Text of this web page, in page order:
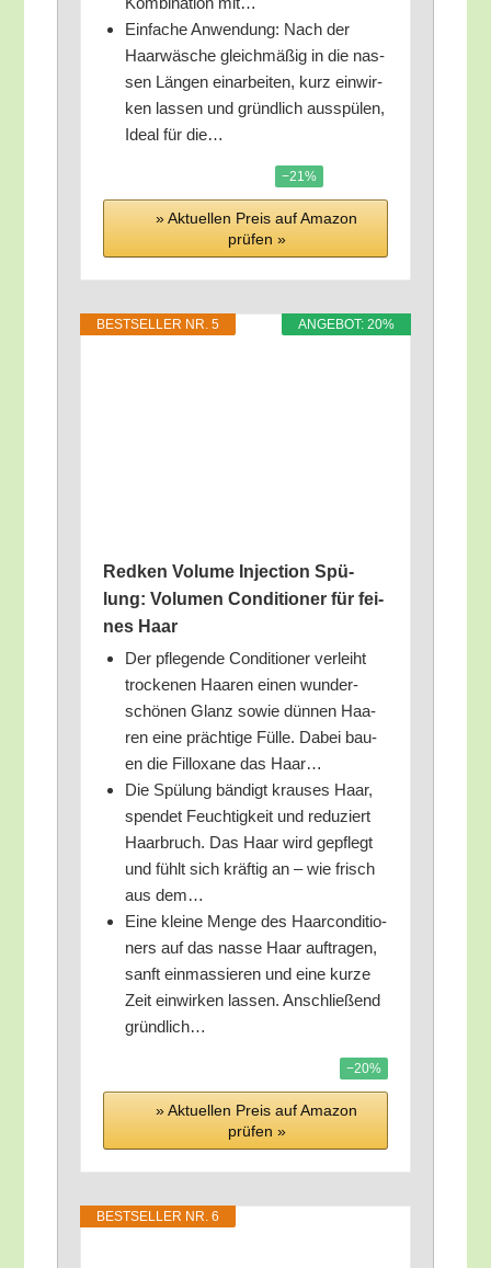
Ein­fa­che Anwen­dung: Nach der
Haar­wä­sche gleich­mä­ßig in die nas­
sen Län­gen ein­ar­bei­ten, kurz ein­wir­
ken las­sen und gründ­lich aus­spü­len,
Ide­al für die…
−21%
» Aktu­el­len Preis auf Ama­zon
prü­fen »
ANGE­BOT: 20%
BEST­SEL­LER NR. 5
Red­ken Volu­me Injec­tion Spü­
lung: Volu­men Con­di­tio­ner für fei­
nes Haar
Der pfle­gen­de Con­di­tio­ner ver­leiht
tro­cke­nen Haa­ren einen wun­der­
schö­nen Glanz sowie dün­nen Haa­
ren eine präch­ti­ge Fül­le. Dabei bau­
en die Fill­o­xa­ne das Haar…
Die Spü­lung bän­digt krau­ses Haar,
spen­det Feuch­tig­keit und redu­ziert
Haar­bruch. Das Haar wird gepflegt
und fühlt sich kräf­tig an – wie frisch
aus dem…
Eine klei­ne Men­ge des Haar­con­di­tio­
ners auf das nas­se Haar auf­tra­gen,
sanft ein­mas­sie­ren und eine kur­ze
Zeit ein­wir­ken las­sen. Anschlie­ßend
gründlich…
−20%
» Aktu­el­len Preis auf Ama­zon
prü­fen »
BEST­SEL­LER NR. 6